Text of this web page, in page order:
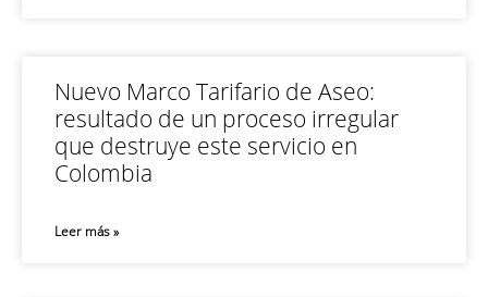
Nuevo Marco Tarifario de Aseo:
resultado de un proceso irregular
que destruye este servicio en
Colombia
Leer más »